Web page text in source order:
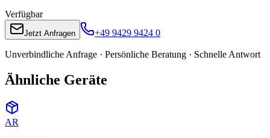
Verfügbar
Jetzt Anfragen +49 9429 9424 0
Unverbindliche Anfrage · Persönliche Beratung · Schnelle Antwort
Ähnliche Geräte
AR